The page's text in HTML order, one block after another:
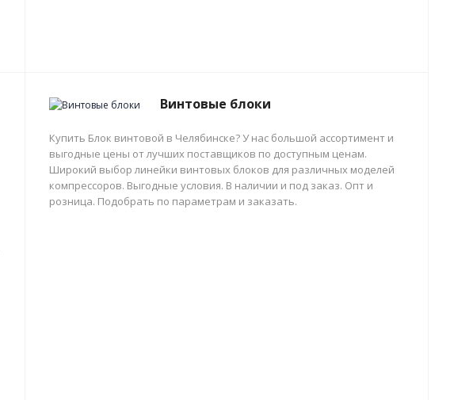
Винтовые блоки
Купить Блок винтовой в Челябинске? У нас большой ассортимент и
выгодные цены от лучших поставщиков по доступным ценам.
Широкий выбор линейки винтовых блоков для различных моделей
компрессоров. Выгодные условия. В наличии и под заказ. Опт и
розница. Подобрать по параметрам и заказать.